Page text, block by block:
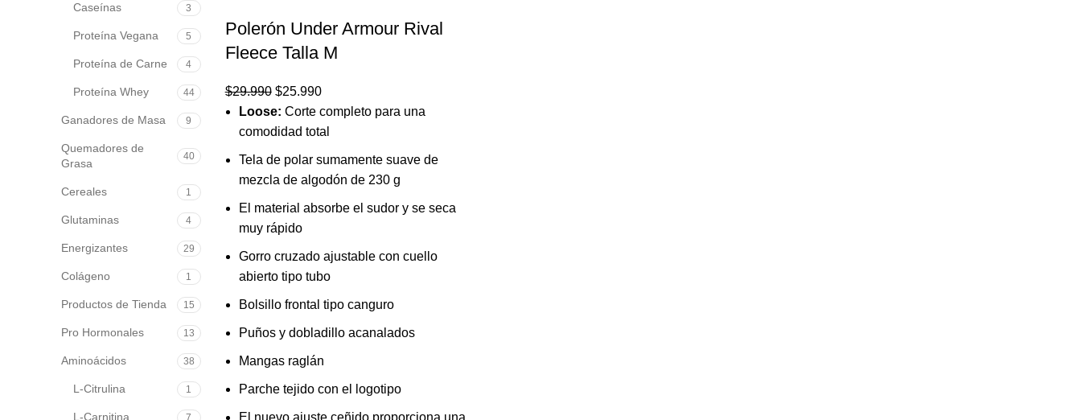
Caseínas 3
Proteína Vegana 5
Proteína de Carne 4
Proteína Whey 44
Ganadores de Masa 9
Quemadores de
Grasa
40
Cereales 1
Glutaminas 4
Energizantes 29
Colágeno 1
Productos de Tienda 15
Pro Hormonales 13
Aminoácidos 38
L-Citrulina 1
L-Carnitina 7
Polerón Under Armour Rival
Fleece Talla M
$29.990 El
precio
original
$29.990.
$25.990El
precio
actual
$25.990.
Loose: Corte completo para una
comodidad total
Tela de polar sumamente suave de
mezcla de algodón de 230 g
El material absorbe el sudor y se seca
muy rápido
Gorro cruzado ajustable con cuello
abierto tipo tubo
Bolsillo frontal tipo canguro
Puños y dobladillo acanalados
Mangas raglán
Parche tejido con el logotipo
El nuevo ajuste ceñido proporciona una